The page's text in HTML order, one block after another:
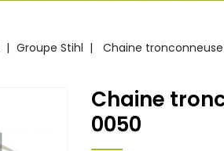
Groupe Stihl Chaine
Chaine
0050